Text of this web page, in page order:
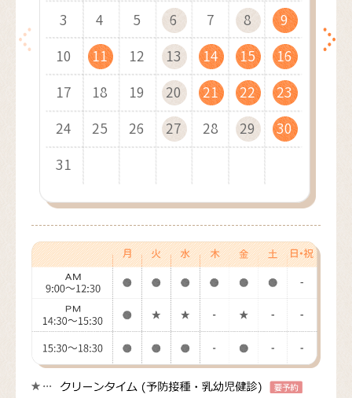
3
4 5 6 7 8
9
10
11 12 13 14 15
16
17
18 19 20 21 22
23
24
25 26 27 28 29
30
31
7
8 9 10 11 12
13
14
15 16 17 18 19
20
21
22 23 24 25 26
27
28
29 30
5
6 7 8 9 10
11
12
13 14 15 16 17
18
19
20 21 22 23 24
25
26
27 28 29 30 31
2
3 4 5 6 7
8
9
10 11 12 13 14
15
16
17 18 19 20 21
22
23
24 25 26 27 28
29
30
7
8 9 10 11 12
13
14
15 16 17 18 19
20
21
22 23 24 25 26
27
28
29 30 31
4
5 6 7 8 9
10
11
12 13 14 15 16
17
18
19 20 21 22 23
24
25
26 27 28 29 30 31
8
9 10 11 12 13
14
15
16 17 18 19 20
21
22
23 24 25 26 27 28
8
9 10 11 12 13
14
15
16 17 18 19 20
21
22
23 24 25 26 27
28
29
30 31
5
6 7 8 9 10
11
12
13 14 15 16 17
18
19
20 21 22 23 24
25
26
27 28 29 30
3
4 5 6 7 8
9
10
11 12 13 14 15
16
17
18 19 20 21 22
23
24
25 26 27 28 29
30
31
7
8 9 10 11 12
13
14
15 16 17 18 19
20
21
22 23 24 25 26
27
28
29 30
5
6 7 8 9 10
11
12
13 14 15 16 17
18
19
20 21 22 23 24
25
26
27 28 29 30 31